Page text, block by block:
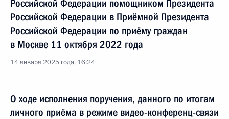
Российской Федерации помощником Президента
Российской Федерации в Приёмной Президента
Российской Федерации по приёму граждан
в Москве 11 октября 2022 года
14 января 2025 года, 16:24
О ходе исполнения поручения, данного по итогам
личного приёма в режиме видео-конференц-связи